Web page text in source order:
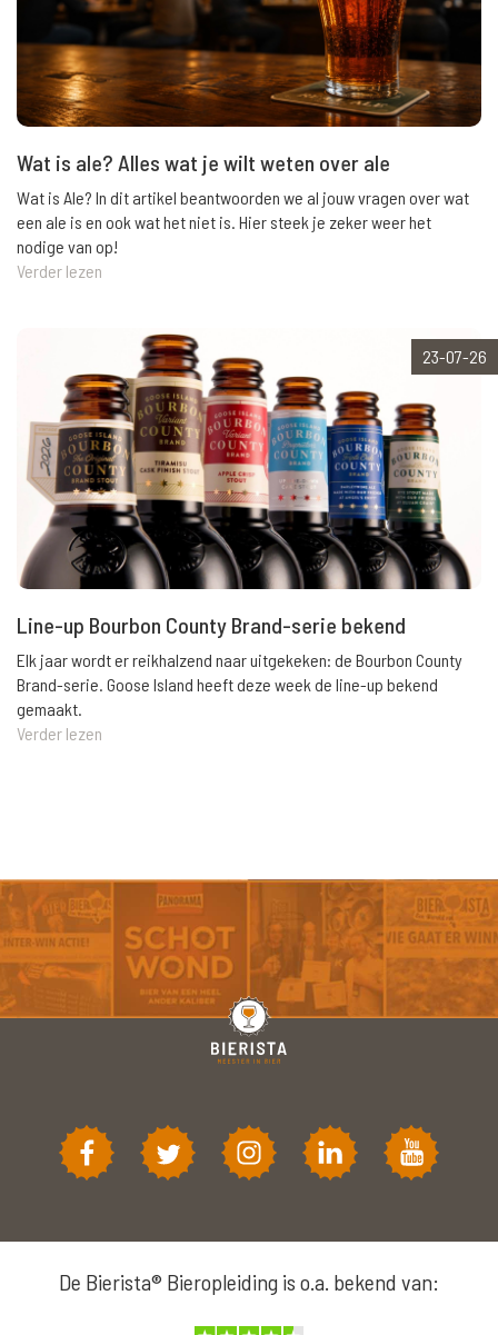
Wat is ale? Alles wat je wilt weten over ale
Wat is Ale? In dit artikel beantwoorden we al jouw vragen over wat
een ale is en ook wat het niet is. Hier steek je zeker weer het
nodige van op!
Verder lezen
23-07-26
Line-up Bourbon County Brand-serie bekend
Elk jaar wordt er reikhalzend naar uitgekeken: de Bourbon County
Brand-serie. Goose Island heeft deze week de line-up bekend
gemaakt.
Verder lezen
De Bierista® Bieropleiding is o.a. bekend van: